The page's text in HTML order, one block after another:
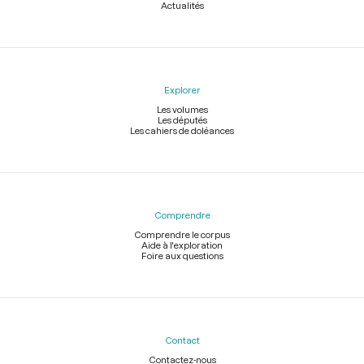
Actualités
Explorer
Les volumes
Les députés
Les cahiers de doléances
Comprendre
Comprendre le corpus
Aide à l'exploration
Foire aux questions
Contact
Contactez-nous